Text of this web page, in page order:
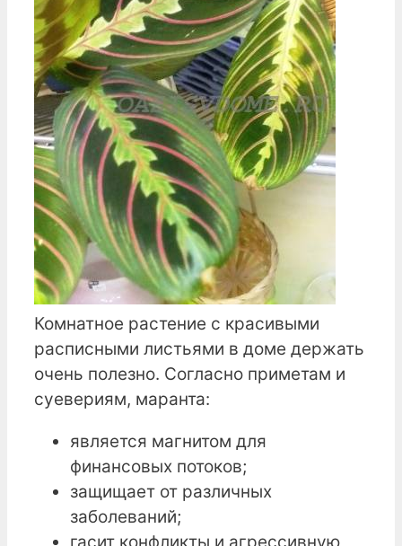
Комнатное растение с красивыми
расписными листьями в доме держать
очень полезно. Согласно приметам и
суевериям, маранта:
является магнитом для
финансовых потоков;
защищает от различных
заболеваний;